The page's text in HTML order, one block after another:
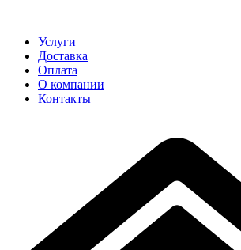
Услуги
Доставка
Оплата
О компании
Контакты